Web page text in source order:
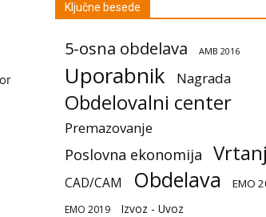
Ključne besede
5-osna obdelava AMB 2016
Uporabnik Nagrada
Obdelovalni center
Premazovanje
Poslovna ekonomija
CAD/CAM Obdelava EMO
EMO 2019 Izvoz - Uvoz